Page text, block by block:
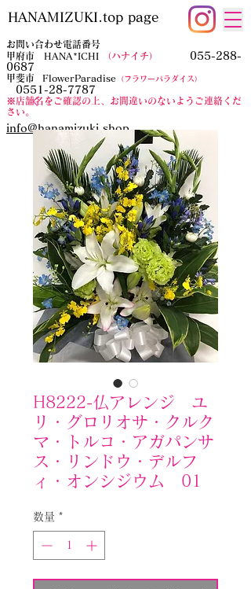
HANAMIZUKI.top page
お問い合わせ電話番号
甲府市 HANA*ICHI
（ハナイチ）
055-288-
0687
​甲斐市 FlowerParadise （フラワーパラダイス）
0551-28-7787
​※店舗名をご確認の上、お間違いのないようご連絡くだ
さい。
​info@hanamizuki.shop
H8222-仏アレンジ ユ
リ・グロリオサ・クルク
マ・トルコ・アガパンサ
ス・リンドウ・デルフ
ィ・オンシジウム 01
数量 *